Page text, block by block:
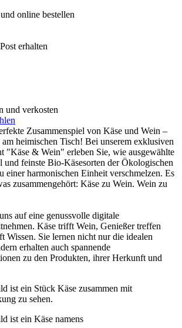
online bestellen
erhalten
und verkosten
Zusammenspiel von Käse und Wein –
heimischen Tisch! Bei unserem exklusiven
"Käse & Wein" erleben Sie, wie ausgewählte
feinste Bio-Käsesorten der Ökologischen
einer harmonischen Einheit verschmelzen. Es
zusammengehört: Käse zu Wein. Wein zu
auf eine genussvolle digitale
Käse trifft Wein, Genießer treffen
Wissen. Sie lernen nicht nur die idealen
erhalten auch spannende
zu den Produkten, ihrer Herkunft und